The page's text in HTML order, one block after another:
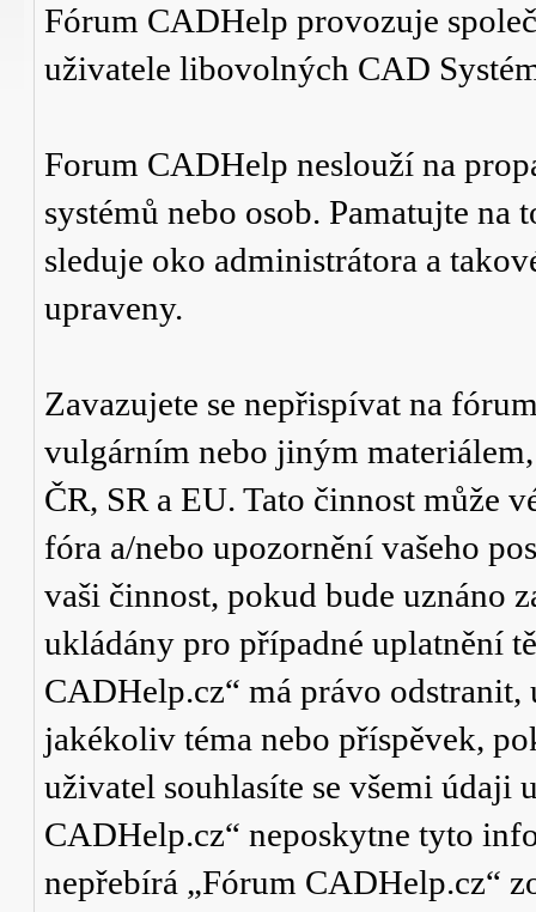
Fórum CADHelp provozuje
uživatele libovolných CAD
Forum CADHelp neslouží na
systémů nebo osob. Pamatujte
sleduje oko administrátora a
upraveny.
Zavazujete se nepřispívat na
vulgárním nebo jiným
ČR, SR a EU. Tato činnost může
fóra a/nebo upozornění vašeho
vaši činnost, pokud bude uznáno
ukládány pro případné uplatnění
CADHelp.cz“ má právo
jakékoliv téma nebo příspěvek,
uživatel souhlasíte se všemi údaji
CADHelp.cz“ neposkytne tyto
nepřebírá „Fórum CADHelp.cz“